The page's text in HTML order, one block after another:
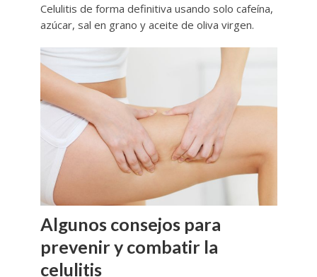
Celulitis de forma definitiva usando solo cafeína,
azúcar, sal en grano y aceite de oliva virgen.
Algunos consejos para
prevenir y combatir la
celulitis